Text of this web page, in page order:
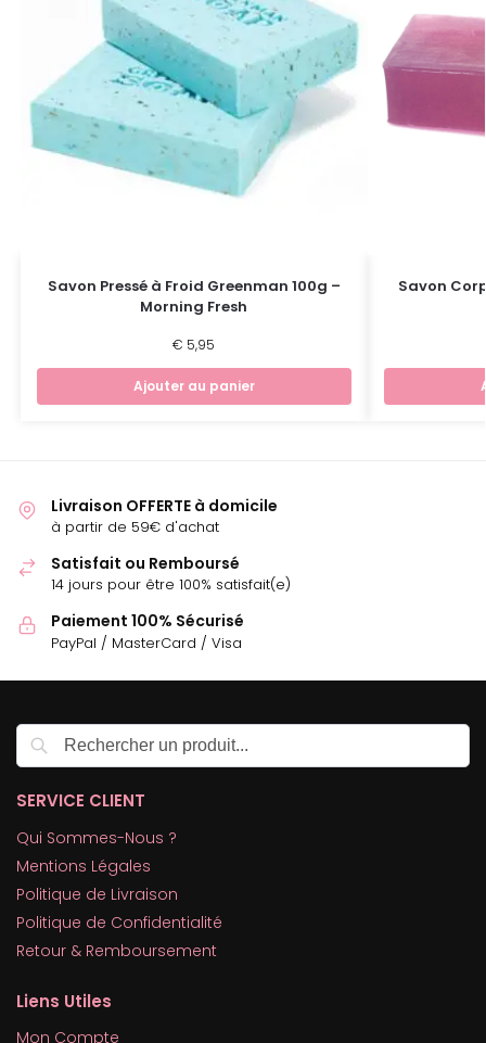
Savon Pressé à Froid Greenman 100g –
Morning Fresh
€ 5,95
Ajouter au panier
Savon
Livraison OFFERTE à domicile
à partir de 59€ d'achat
Satisfait ou Remboursé
14 jours pour être 100% satisfait(e)
Paiement 100% Sécurisé
PayPal / MasterCard / Visa
SERVICE CLIENT
Qui Sommes-Nous ?
Mentions Légales
Politique de Livraison
Politique de Confidentialité
Retour & Remboursement
Liens Utiles
Mon Compte